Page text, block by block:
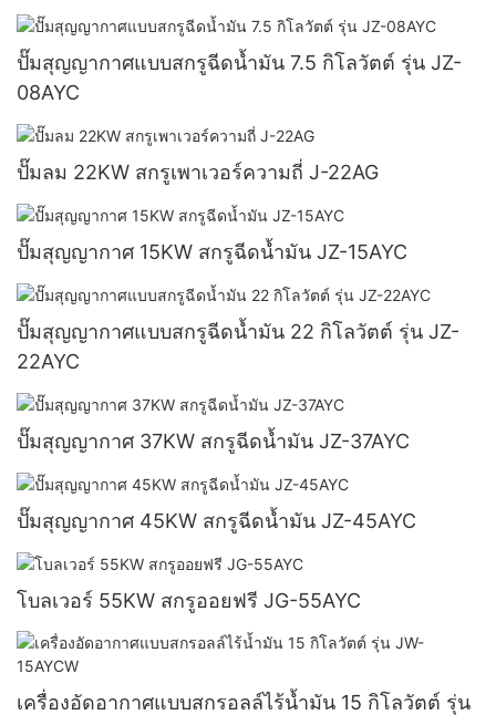
ปั๊มสุญญากาศแบบสกรูฉีดน้ำมัน 7.5 กิโลวัตต์ รุ่น JZ-
08AYC
ปั๊มลม 22KW สกรูเพาเวอร์ความถี่ J-22AG
ปั๊มสุญญากาศ 15KW สกรูฉีดน้ำมัน JZ-15AYC
ปั๊มสุญญากาศแบบสกรูฉีดน้ำมัน 22 กิโลวัตต์ รุ่น JZ-
22AYC
ปั๊มสุญญากาศ 37KW สกรูฉีดน้ำมัน JZ-37AYC
ปั๊มสุญญากาศ 45KW สกรูฉีดน้ำมัน JZ-45AYC
โบลเวอร์ 55KW สกรูออยฟรี JG-55AYC
เครื่องอัดอากาศแบบสกรอลล์ไร้น้ำมัน 15 กิโลวัตต์ รุ่น